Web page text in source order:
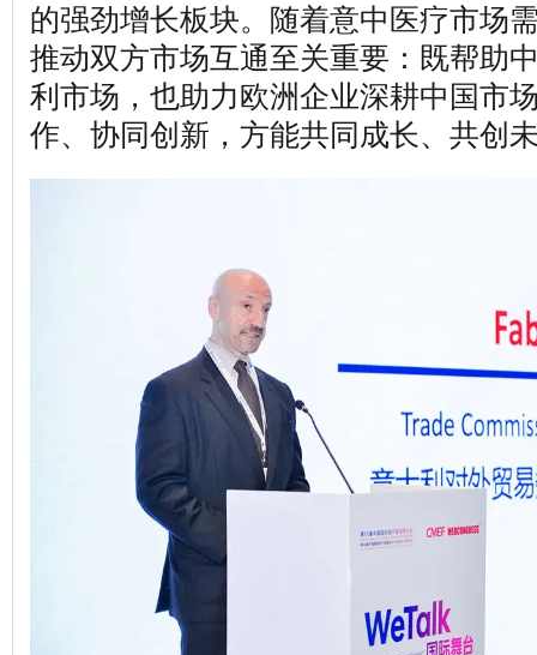
的强劲增长板块。随着意中医疗市场
推动双方市场互通至关重要：既帮助
利市场，也助力欧洲企业深耕中国市
作、协同创新，方能共同成长、共创